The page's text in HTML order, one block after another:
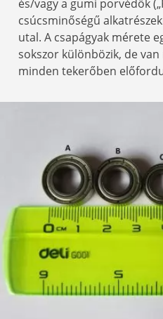
és/vagy a gumi porvédők
csúcsminőségű
utal. A csapágyak mérete
sokszor különbözik, de
minden tekerőben